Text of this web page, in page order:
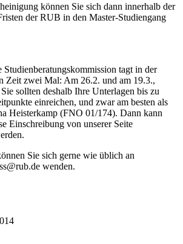
können Sie sich dann innerhalb der
der RUB in den Master-Studiengang
tagt in der
Zeit zwei Mal: Am 26.2. und am 19.3.,
sollten deshalb Ihre Unterlagen bis zu
einreichen, und zwar am besten als
Heisterkamp (FNO 01/174). Dann kann
Einschreibung von unserer Seite
Sie sich gerne wie üblich an
wenden.